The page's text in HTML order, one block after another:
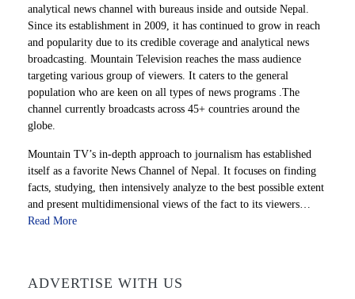
analytical news channel with bureaus inside and outside Nepal.
Since its establishment in 2009, it has continued to grow in reach
and popularity due to its credible coverage and analytical news
broadcasting. Mountain Television reaches the mass audience
targeting various group of viewers. It caters to the general
population who are keen on all types of news programs .The
channel currently broadcasts across 45+ countries around the
globe.
Mountain TV’s in-depth approach to journalism has established
itself as a favorite News Channel of Nepal. It focuses on finding
facts, studying, then intensively analyze to the best possible extent
and present multidimensional views of the fact to its viewers…
Read More
ADVERTISE WITH US